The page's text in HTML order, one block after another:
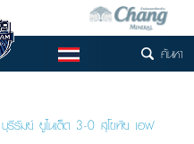
TH ค้นหา
รีรัมย์ ยูไนเต็ด 3-0 สุโขทัย เอฟ